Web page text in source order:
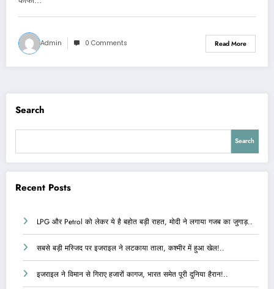
Admin 0 Comments Read More
Search
Search
Recent Posts
LPG और Petrol को लेकर ये है बहोत बड़ी राहत, मोदी ने लगाया गजब का जुगाड़..
सबसे बड़ी मस्जिद पर इजराइल ने लटकाया ताला, कश्मीर में हुआ खेल!..
इजराइल ने विमान से गिराए हजारों कागज, भारत समेत पूरी दुनिया हैरान!..